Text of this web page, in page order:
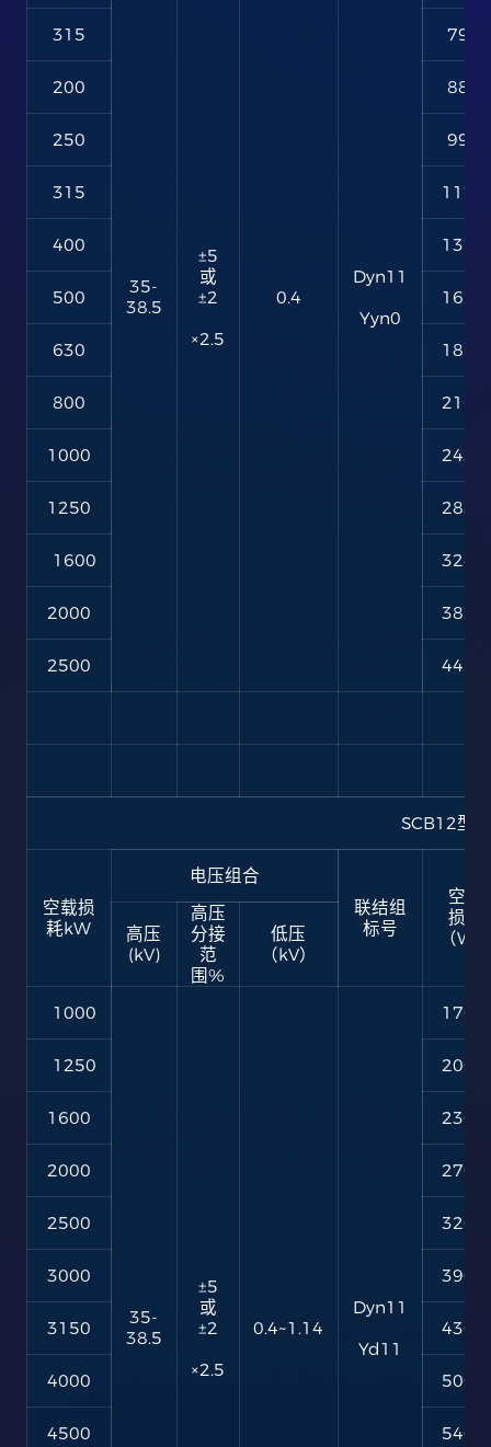
35-
38.5
±5
或
±2
×2.5
0.4
Dyn11
Yyn0
315 790
200 880
250 990
315 1170
400 1370
500 1620
630 1860
800 2160
1000 2430
1250 2830
1600 3240
2000 3820
2500 4450
SCB12型
空载损
耗kW
电压组合
联结组
标号
空载
损耗
（W
高压
(kV)
高压
分接
范
围%
低压
（kV）
1000
35-
38.5
±5
或
±2
×2.5
0.4~1.14
Dyn11
Yd11
1700
1250 2000
1600 2300
2000 2700
2500 3200
3000 3900
3150 4300
4000 5000
4500 5400